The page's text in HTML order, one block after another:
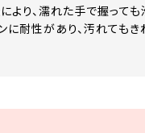
り、濡れた手で握っても
に耐性があり、汚れても